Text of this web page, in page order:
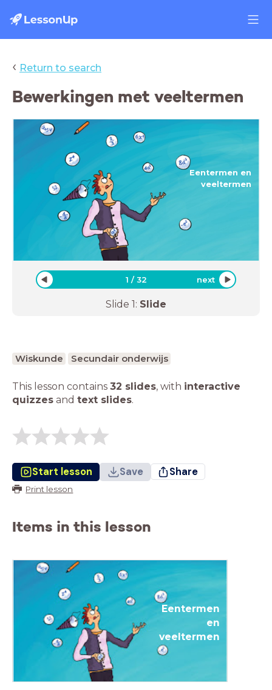
‹ Return to search
Bewerkingen met veeltermen
Eentermen en
veeltermen
1 /32 next
Slide 1: Slide
Wiskunde Secundair onderwijs
This lesson contains 32 slides, with interactive
quizzes and text slides.
Start lesson Save Share
Print lesson
Items in this lesson
Eentermen
en
veeltermen